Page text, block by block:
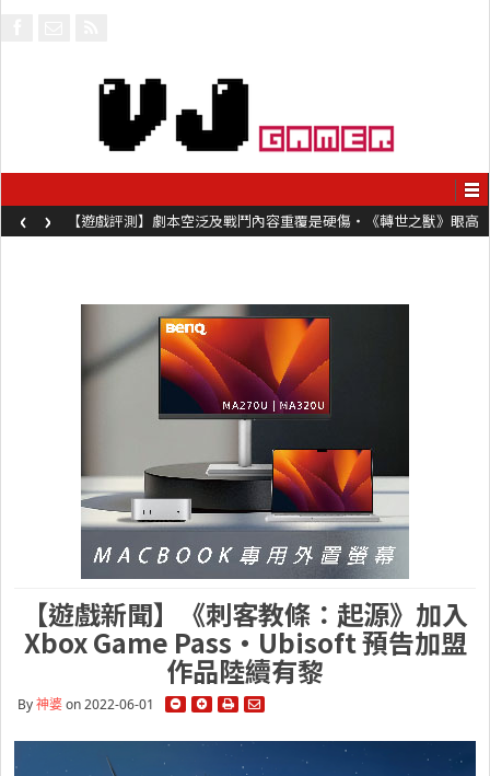
【遊戲評測】劇本空泛及戰鬥內容重覆是硬傷・《轉世之獸》眼高
手低表現未如理想
‹ ›
【遊戲新聞】《刺客教條：起源》加入
Xbox Game Pass・Ubisoft 預告加盟
作品陸續有黎
By神婆on 2022-06-01